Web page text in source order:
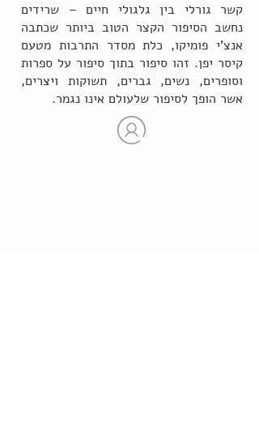
קשר גורלי בין גלגולי חיים – שרידים
נחשב הסיפור הקצר הטוב ביותר שכתבה
אנצ'י פומיקו, כלת מסדר התרבות מטעם
קיסר יפן. זהו סיפור בתוך סיפור על ספרות
וסופרים, נשים, גברים, תשוקות ויצרים,
אשר הופך לסיפור שלעולם אינו נגמר.